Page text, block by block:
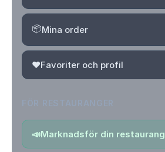
📦Mina order
❤️Favoriter och profil
📣Marknadsför din restaurang